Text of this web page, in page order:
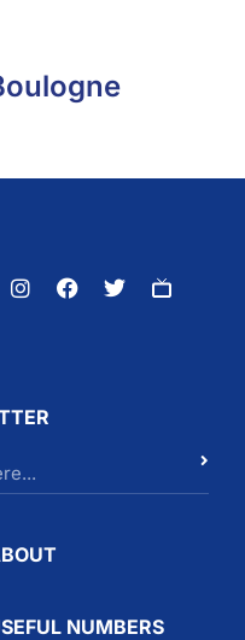
NUMBERS